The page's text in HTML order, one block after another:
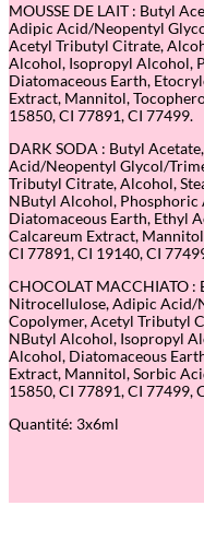
u
n
g
l
e
F
e
e
r
MOUSSE DE LAIT : Butyl
Adipic Acid/Neopentyl
Acetyl Tributyl Citrate,
Alcohol, Isopropyl Alcohol,
Diatomaceous Earth,
Extract, Mannitol,
15850, CI 77891, CI 77499.
DARK SODA : Butyl
Acid/Neopentyl Glycol/
Tributyl Citrate, Alcohol,
NButyl Alcohol, Phosphoric
Diatomaceous Earth, Ethyl
Calcareum Extract,
CI 77891, CI 19140, CI
CHOCOLAT MACCHIATO :
Nitrocellulose, Adipic
Copolymer, Acetyl Tributyl
NButyl Alcohol, Isopropyl
Alcohol, Diatomaceous
Extract, Mannitol, Sorbic
15850, CI 77891, CI 77499,
Quantité: 3x6ml